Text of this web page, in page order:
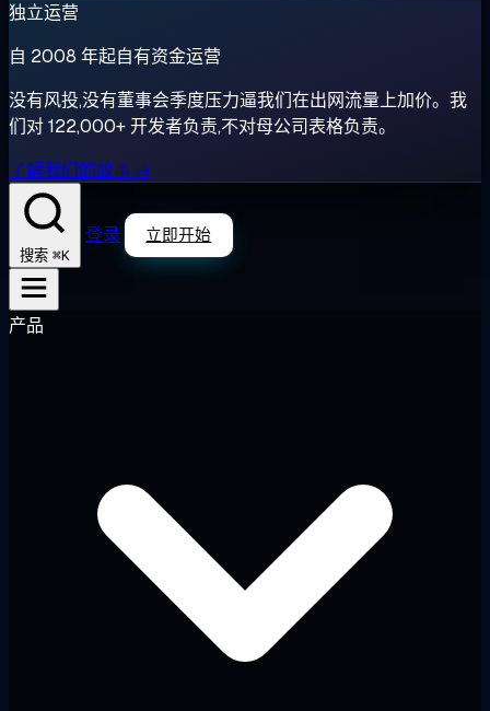
独立运营
自 2008 年起自有资金运营
没有风投,没有董事会季度压力逼我们在出网流量上加价。我
们对 122,000+ 开发者负责,不对母公司表格负责。
了解我们的故事 →
搜索 ⌘K
登录 立即开始
产品